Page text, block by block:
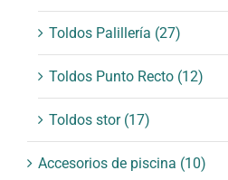
Toldos Palillería (27)
Toldos Punto Recto (12)
Toldos stor (17)
Accesorios de piscina (10)